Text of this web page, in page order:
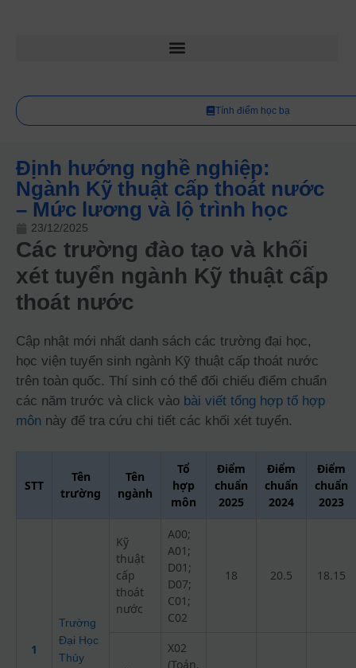
Tính điểm học bạ
Định hướng nghề nghiệp:
Ngành Kỹ thuật cấp thoát nước
– Mức lương và lộ trình học
23/12/2025
Các trường đào tạo và khối
xét tuyển ngành Kỹ thuật cấp
thoát nước
Cập nhật mới nhất danh sách các trường đại học,
học viện tuyển sinh ngành Kỹ thuật cấp thoát nước
trên toàn quốc. Thí sinh có thể đối chiếu điểm chuẩn
các năm trước và click vào bài viết tổng hợp tổ hợp
môn này để tra cứu chi tiết các khối xét tuyển.
STT
Tên
trường
Tên
ngành
Tổ
hợp
môn
Điểm
chuẩn
2025
Điểm
chuẩn
2024
Điểm
chuẩn
2023
1
Trường
Đại Học
Thủy
Kỹ
thuật
cấp
thoát
nước
A00;
A01;
D01;
D07;
C01;
C02
18 20.5 18.15
X02
(Toán,